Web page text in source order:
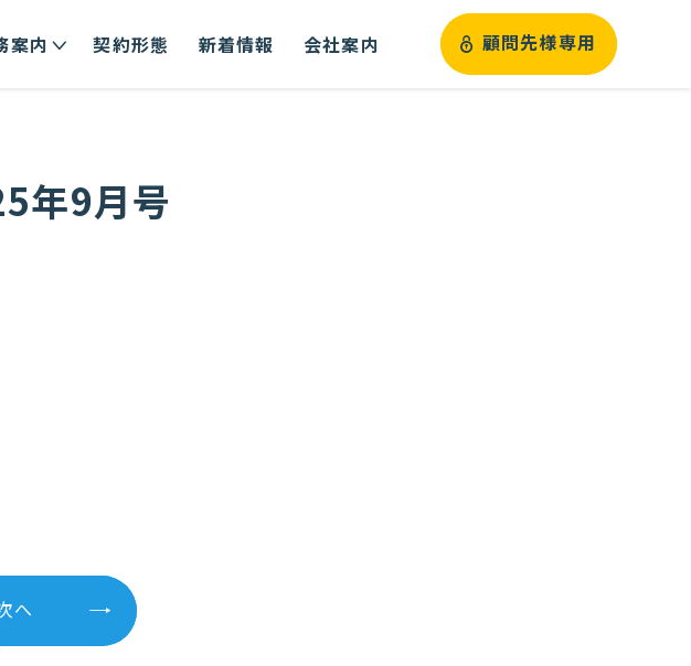
案内 契約形態 新着情報 会社案内 顧問先様専用
年9月号
へ